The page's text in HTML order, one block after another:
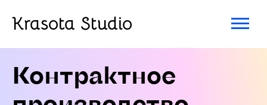
Krasota Studio
Контрактное